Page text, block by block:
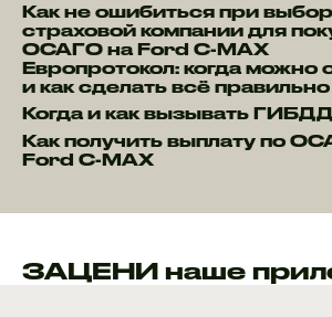
Как не ошибиться при
страховой компании для
ОСАГО на Ford C-MAX
Европротокол: когда можно
и как сделать всё правильно
Когда и как вызывать
Как получить выплату по
Ford C-MAX
ЗАЦЕНИ наше